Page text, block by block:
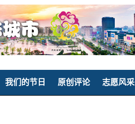
我们的节日 原创评论 志愿风采